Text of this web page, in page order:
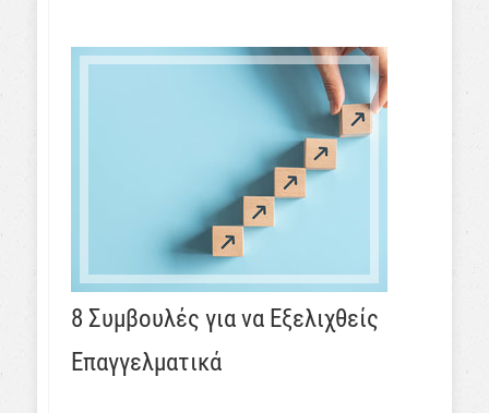
8 Συμβουλές για να Εξελιχθείς
Επαγγελματικά